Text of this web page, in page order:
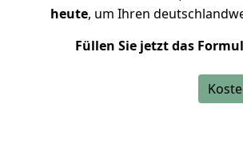
heute, um Ihren
Füllen Sie jetzt das